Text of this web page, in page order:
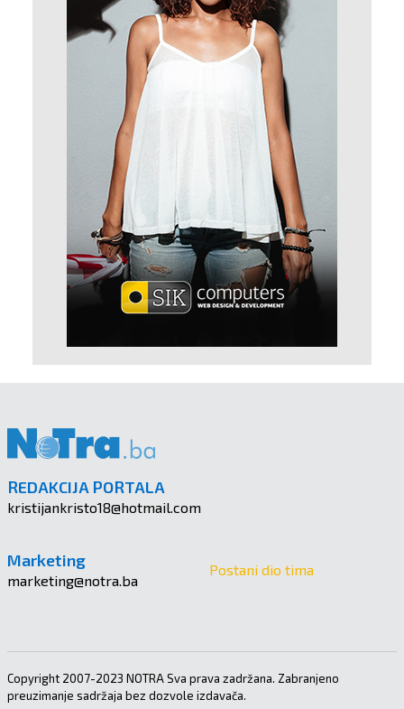
REDAKCIJA PORTALA
kristijankristo18@hotmail.com
Marketing
marketing@notra.ba
Postani dio tima
Copyright 2007-2023 NOTRA Sva prava zadržana. Zabranjeno
preuzimanje sadržaja bez dozvole izdavača.